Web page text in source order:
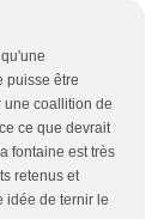
puisse être
une coallition de
ce que devrait
fontaine est très
retenus et
idée de ternir le